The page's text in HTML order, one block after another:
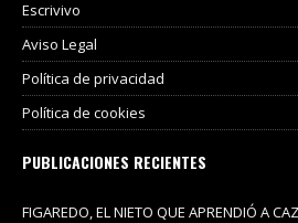
Escrivivo
Aviso Legal
Política de privacidad
Política de cookies
PUBLICACIONES RECIENTES
FIGAREDO, EL NIETO QUE APRENDIÓ A